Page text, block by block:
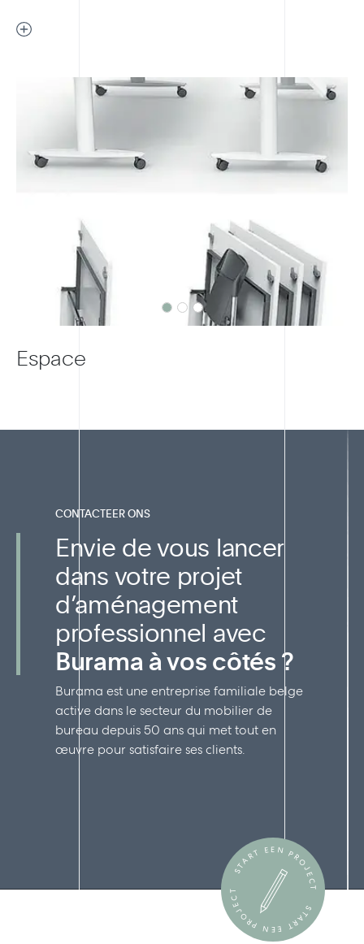
Espace
CONTACTEER ONS
Envie de vous lancer
dans votre projet
d’aménagement
professionnel avec
Burama à vos côtés ?
Burama est une entreprise familiale belge
active dans le secteur du mobilier de
bureau depuis 50 ans qui met tout en
œuvre pour satisfaire ses clients.
START EEN PROJECT
START EEN PROJECT